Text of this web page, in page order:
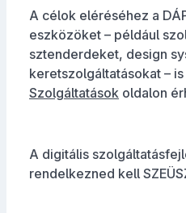
A célok eléréséhez a
eszközöket – például
sztenderdeket, design
keretszolgáltatásokat –
Szolgáltatások oldalon
A digitális
rendelkezned kell